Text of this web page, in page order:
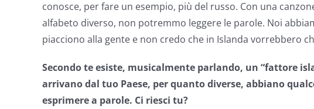
conosce, per fare un esempio, più del russo. Con una
alfabeto diverso, non potremmo leggere le parole. Noi
piacciono alla gente e non credo che in Islanda vorrebbero
Secondo te esiste, musicalmente parlando, un “fattore
arrivano dal tuo Paese, per quanto diverse, abbiano
esprimere a parole. Ci riesci tu?